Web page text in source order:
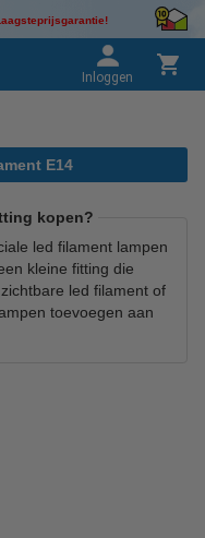
Inloggen
E14
kopen?
led filament lampen
kleine fitting die
led filament of
toevoegen aan